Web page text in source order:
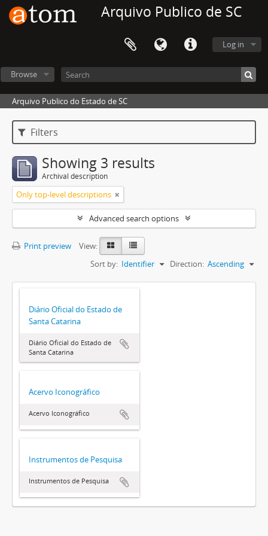
Arquivo Publico de SC
Log in
Browse
Arquivo Publico do Estado de SC
Filters
Showing 3 results
Archival description
Only top-level descriptions
Advanced search options
Print preview
View:
Sort by: Identifier Direction: Ascending
Diário Oficial do Estado de
Santa Catarina
Diário Oficial do Estado de
Santa Catarina
Acervo Iconográfico
Acervo Iconográfico
Instrumentos de Pesquisa
Instrumentos de Pesquisa